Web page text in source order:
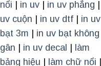
nổi
in uv| in uv phẳng
uv cuộn
in uv dtf| in uv
bạt 3m
in uv bạt không
gân
in uv decal
làm
bảng hiệu
làm chữ nổi